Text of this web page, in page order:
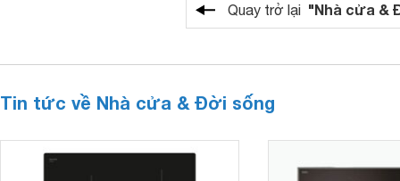
Quay trở lại "Nhà cửa &
Tin tức về Nhà cửa & Đời sống